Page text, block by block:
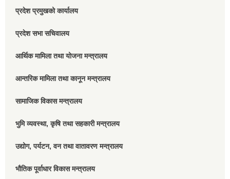
प्रदेश प्रमुखको कार्यालय
प्रदेश सभा सचिवालय
आर्थिक मामिला तथा योजना मन्त्रालय
आन्तरिक मामिला तथा कानून मन्त्रालय
सामाजिक विकास मन्त्रालय
भुमि व्यवस्था, कृषि तथा सहकारी मन्त्रालय
उद्योग, पर्यटन, वन तथा वातावरण मन्त्रालय
भौतिक पूर्वाधार विकास मन्त्रालय